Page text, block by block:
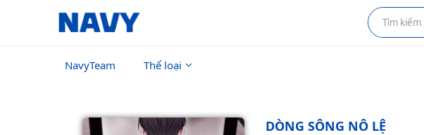
NavyTeam Thể loại
DÒNG SÔNG NÔ LỆ